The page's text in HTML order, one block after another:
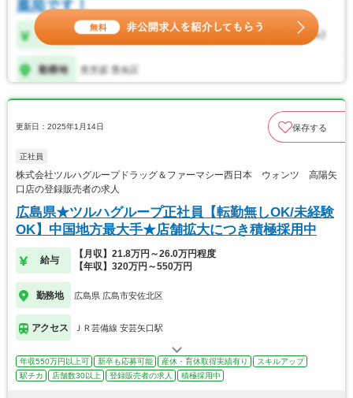
更新日：2025年1月14日 保存する
正社員
株式会社ツルハグループドラッグ＆ファーマシー西日本 ウォンツ 高陽矢
口店の登録販売者の求人
広島県★ツルハグループ正社員【転勤無しOK/未経験
OK】中国地方最大手★店舗拡大につき積極採用中
給与
【月収】21.8万円～26.0万円程度
【年収】320万円～550万円
勤務地 広島県 広島市安佐北区
アクセス ＪＲ芸備線 安芸矢口駅
年収550万円以上可 新卒も応募可能 産休・育休取得実績有り
スキルアップ
駅チカ
店舗数30以上 登録販売者の求人 積極採用中